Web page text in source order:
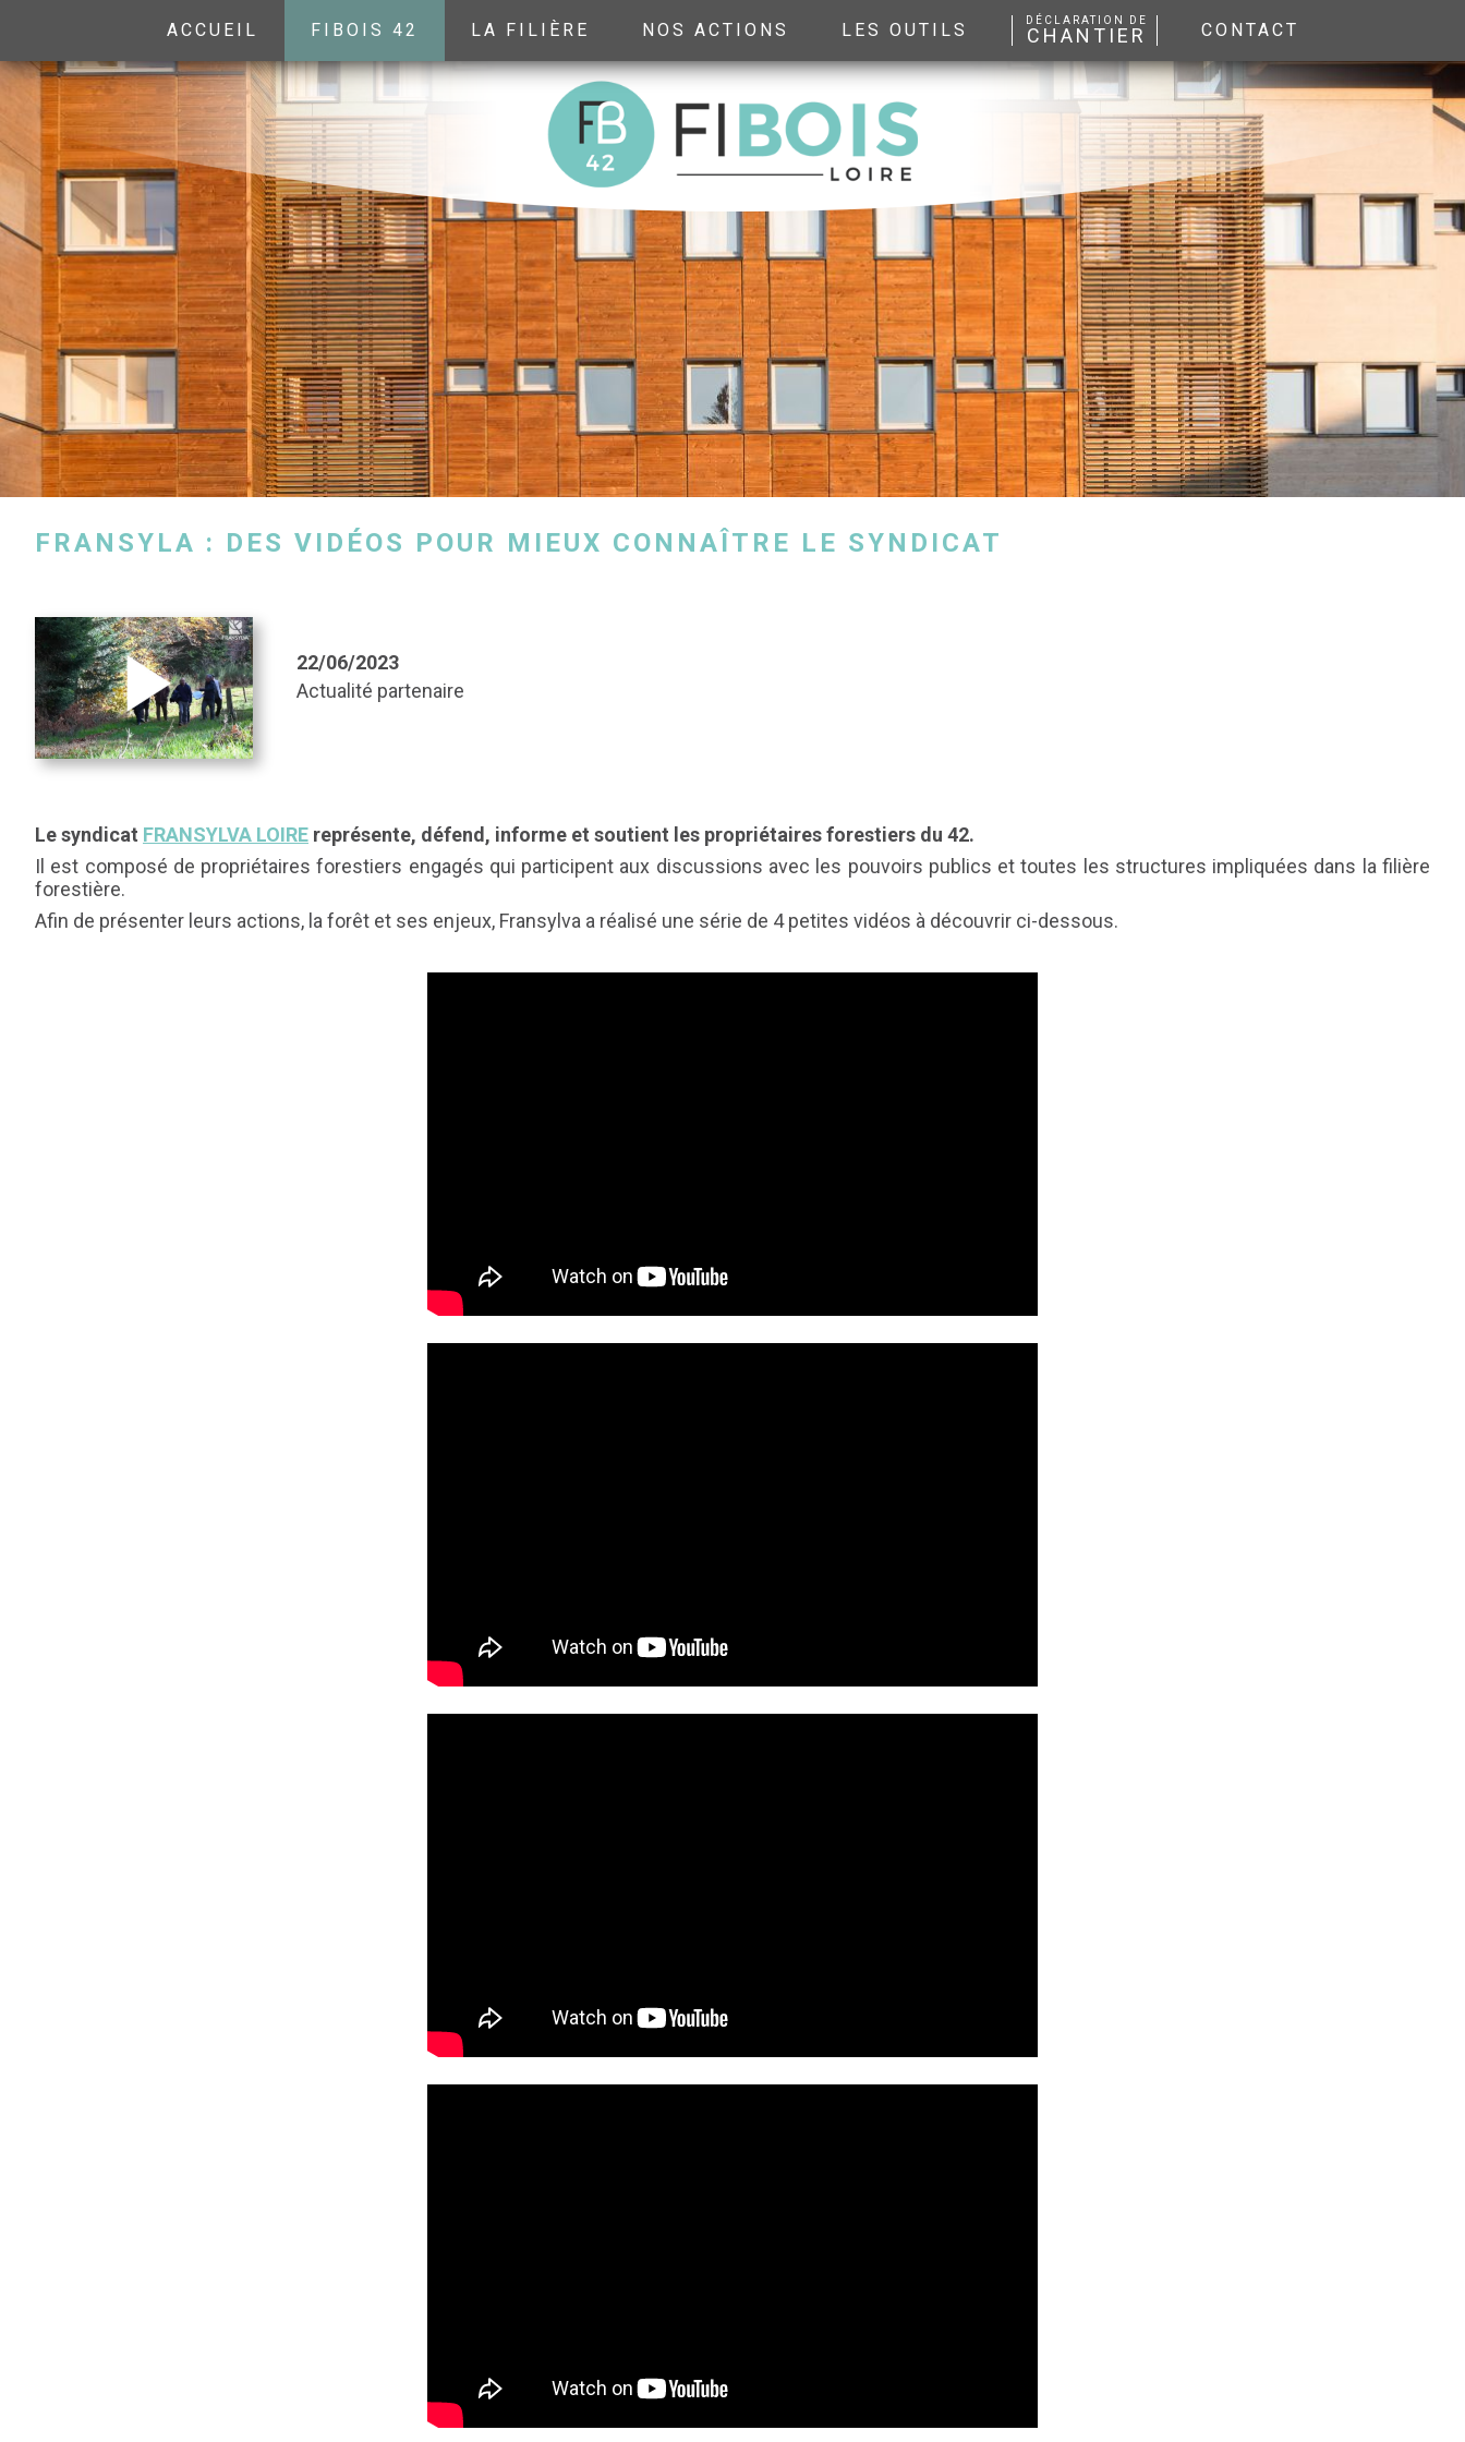
ACCUEIL FIBOIS 42 LA FILIÈRE NOS ACTIONS LES OUTILS DÉCLARATION DE
CHANTIER CONTACT
FRANSYLA : DES VIDÉOS POUR MIEUX CONNAÎTRE LE SYNDICAT
22/06/2023
Actualité partenaire
Le syndicat FRANSYLVA LOIRE représente, défend, informe et soutient les propriétaires forestiers du 42.
Il est composé de propriétaires forestiers engagés qui participent aux discussions avec les pouvoirs publics et toutes les structures impliquées dans la filière
forestière.
Afin de présenter leurs actions, la forêt et ses enjeux, Fransylva a réalisé une série de 4 petites vidéos à découvrir ci-dessous.